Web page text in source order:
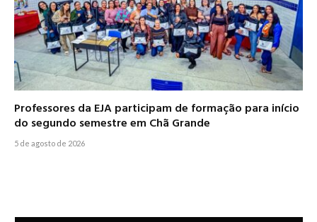
Professores da EJA participam de formação para início
do segundo semestre em Chã Grande
5 de agosto de 2026